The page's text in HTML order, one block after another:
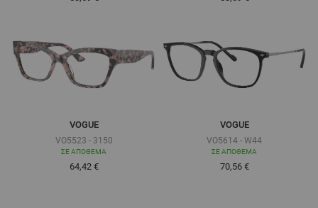
VOGUE
VO5523 - 3150
ΣΕ ΑΠΌΘΕΜΑ
Τόσο χαμηλά όσο
64,42 €
VOGUE
VO5614 - W44
ΣΕ ΑΠΌΘΕΜΑ
Τόσο χαμηλά όσο
70,56 €